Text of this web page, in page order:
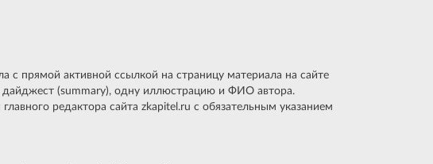
с прямой активной ссылкой на страницу материала на сайте
дайджест (summary), одну иллюстрацию и ФИО автора.
редактора сайта zkapitel.ru с обязательным указанием